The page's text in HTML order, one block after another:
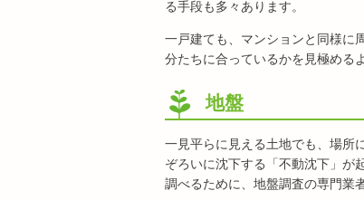
る手段も多々あります。
一戸建ても、マンションと同様に
分たちに合っているかを見極める
地盤
一見平らに見える土地でも、場所
ぞろいに沈下する「不動沈下」が
調べるために、地盤調査の専門業